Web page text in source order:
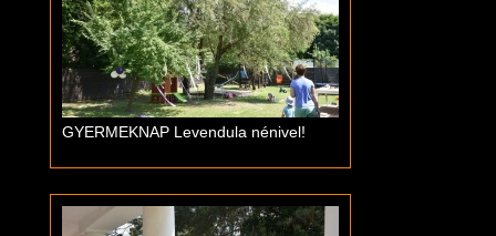
GYERMEKNAP Levendula nénivel!